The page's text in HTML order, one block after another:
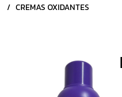
CREMAS OXIDANTES